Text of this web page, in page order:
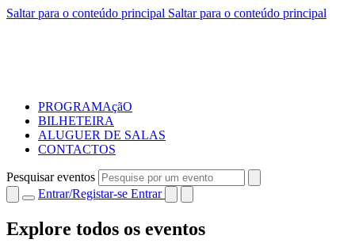
Saltar para o conteúdo principal Saltar para o conteúdo principal
PROGRAMAçãO
BILHETEIRA
ALUGUER DE SALAS
CONTACTOS
Pesquisar eventos
Entrar/Registar-se Entrar
Explore todos os eventos